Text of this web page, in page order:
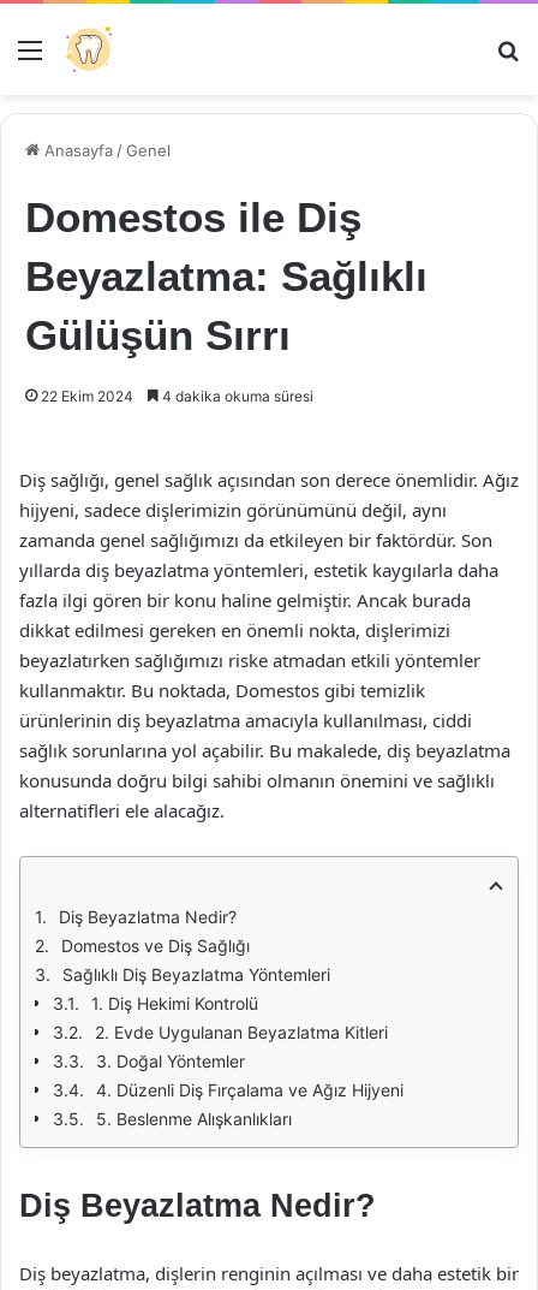
Menü
Anasayfa /Genel
Domestos ile Diş
Beyazlatma: Sağlıklı
Gülüşün Sırrı
22 Ekim 2024 4 dakika okuma süresi
Diş sağlığı, genel sağlık açısından son derece önemlidir. Ağız
hijyeni, sadece dişlerimizin görünümünü değil, aynı
zamanda genel sağlığımızı da etkileyen bir faktördür. Son
yıllarda diş beyazlatma yöntemleri, estetik kaygılarla daha
fazla ilgi gören bir konu haline gelmiştir. Ancak burada
dikkat edilmesi gereken en önemli nokta, dişlerimizi
beyazlatırken sağlığımızı riske atmadan etkili yöntemler
kullanmaktır. Bu noktada, Domestos gibi temizlik
ürünlerinin diş beyazlatma amacıyla kullanılması, ciddi
sağlık sorunlarına yol açabilir. Bu makalede, diş beyazlatma
konusunda doğru bilgi sahibi olmanın önemini ve sağlıklı
alternatifleri ele alacağız.
Diş Beyazlatma Nedir?
Domestos ve Diş Sağlığı
Sağlıklı Diş Beyazlatma Yöntemleri
1. Diş Hekimi Kontrolü
2. Evde Uygulanan Beyazlatma Kitleri
3. Doğal Yöntemler
4. Düzenli Diş Fırçalama ve Ağız Hijyeni
5. Beslenme Alışkanlıkları
Diş Beyazlatma Nedir?
Diş beyazlatma, dişlerin renginin açılması ve daha estetik bir